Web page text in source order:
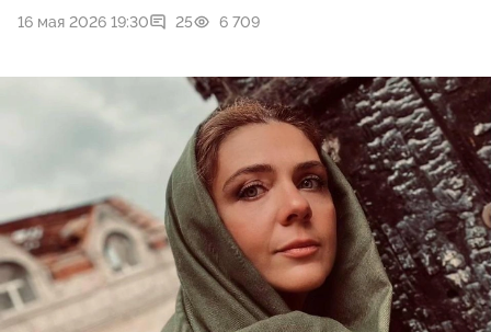
16 мая 2026 19:30 25 6 709